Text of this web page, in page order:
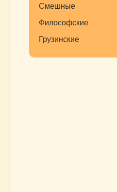
Смешные
Философские
Грузинские